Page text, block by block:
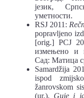
језик,
уметности.
RSJ 2011:
popravljeno
[orig.] РСЈ
измењено и
Сад: Матица
Samardžija
ispod
žanrovskom
(ur.), Guje i